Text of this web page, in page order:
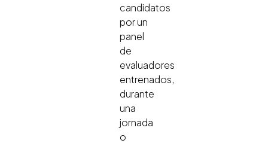
candidatos
por un
panel
de
evaluadores
entrenados,
durante
una
jornada
o